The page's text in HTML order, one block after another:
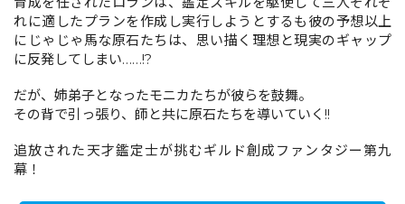
コミックエッセイ
閉じる
れに適したプランを作成し実行しようとするも彼の予想以上
にじゃじゃ馬な原石たちは、思い描く理想と現実のギャップ
に反発してしまい……!?
だが、姉弟子となったモニカたちが彼らを鼓舞。
その背で引っ張り、師と共に原石たちを導いていく!!
追放された天才鑑定士が挑むギルド創成ファンタジー第九
幕！